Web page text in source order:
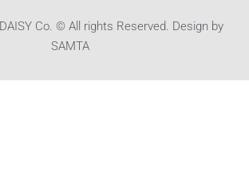
Co. © All rights Reserved. Design by
SAMTA